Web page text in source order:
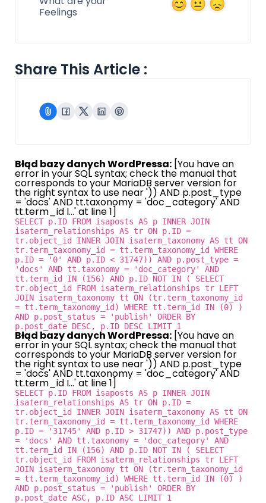
Feelings
Share This Article :
Błąd bazy danych WordPressa: [You have an
error in your SQL syntax; check the manual that
corresponds to your MariaDB server version for
the right syntax to use near ')) AND p.post_type
= 'docs' AND tt.taxonomy = 'doc_category' AND
tt.term_id I...' at line 1]
SELECT p.ID FROM isaposts AS p INNER JOIN
isaterm_relationships AS tr ON p.ID =
tr.object_id INNER JOIN isaterm_taxonomy AS tt ON
tr.term_taxonomy_id = tt.term_taxonomy_id WHERE
p.ID = '0' AND p.ID < 31747)) AND p.post_type =
'docs' AND tt.taxonomy = 'doc_category' AND
tt.term_id IN (156) AND p.ID NOT IN ( SELECT
tr.object_id FROM isaterm_relationships tr LEFT
JOIN isaterm_taxonomy tt ON (tr.term_taxonomy_id
= tt.term_taxonomy_id) WHERE tt.term_id IN (0) )
AND p.post_status = 'publish' ORDER BY
p.post_date DESC, p.ID DESC LIMIT 1
Błąd bazy danych WordPressa: [You have an
error in your SQL syntax; check the manual that
corresponds to your MariaDB server version for
the right syntax to use near ')) AND p.post_type
= 'docs' AND tt.taxonomy = 'doc_category' AND
tt.term_id I...' at line 1]
SELECT p.ID FROM isaposts AS p INNER JOIN
isaterm_relationships AS tr ON p.ID =
tr.object_id INNER JOIN isaterm_taxonomy AS tt ON
tr.term_taxonomy_id = tt.term_taxonomy_id WHERE
p.ID = '31745' AND p.ID > 31747)) AND p.post_type
= 'docs' AND tt.taxonomy = 'doc_category' AND
tt.term_id IN (156) AND p.ID NOT IN ( SELECT
tr.object_id FROM isaterm_relationships tr LEFT
JOIN isaterm_taxonomy tt ON (tr.term_taxonomy_id
= tt.term_taxonomy_id) WHERE tt.term_id IN (0) )
AND p.post_status = 'publish' ORDER BY
p.post_date ASC, p.ID ASC LIMIT 1